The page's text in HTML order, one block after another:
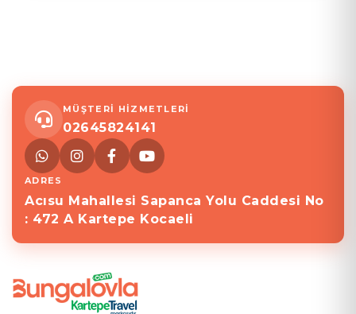
MÜŞTERİ HİZMETLERİ
02645824141
ADRES
Acısu Mahallesi Sapanca Yolu Caddesi No
: 472 A Kartepe Kocaeli